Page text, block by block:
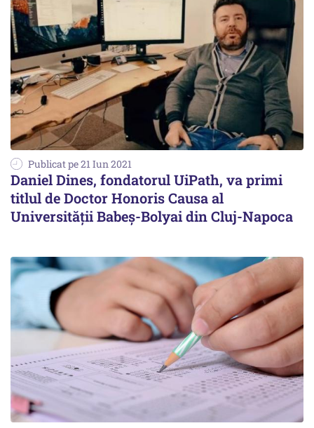
Publicat pe 21 Iun 2021
Daniel Dines, fondatorul UiPath, va primi
titlul de Doctor Honoris Causa al
Universității Babeş-Bolyai din Cluj-Napoca